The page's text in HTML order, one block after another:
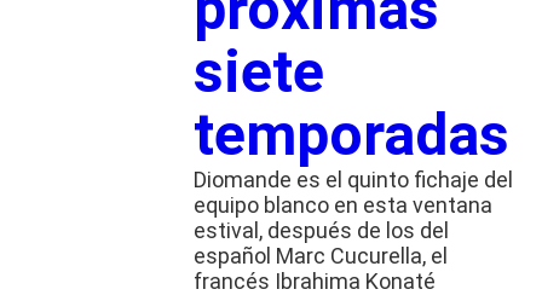
siete
temporadas
Diomande es el quinto fichaje del
equipo blanco en esta ventana
estival, después de los del
español Marc Cucurella, el
francés Ibrahima Konaté